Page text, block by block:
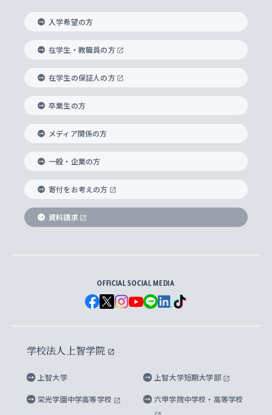
経済学部
外国語学部
総合グローバル学部
国際教養学部
理工学部
Futures） – 持続可能な未来を考える６学科連携
キリスト教人間学
身体知
思考と表現
データサイエンス
言語教育研究センター
上智大学のグローバル教育
グローバル教育センター
上智大学で学ぶ
海外で学ぶ
学びのサポート
大学院
神学研究科
実践宗教学研究科
総合人間科学研究科
経済学研究科
グローバル・スタディーズ研究科
助産学専攻科
生涯学習
国際言語情報研究所
グローバル・コンサーン研究所
比較文化研究所
ヨーロッパ研究所
アジア文化研究所
アメリカ・カナダ研究所
メディア・ジャーナリズム研究所
水稀少社会研究センター
先進機械・構造材料イノベーションセンター
知的財産
研究支援制度
重点領域研究・自由課題研究
研究活動に関する法令・研究費の使用について
課外教育プログラム
ボランティア活動
グローバルな学びのコミュニティ
学生の相談窓口
心身の健康相談
ハラスメント防止の取り組み
障がいのある学生への支援
キャリア形成サポート
キャリア形成支援プログラム
就職（内定先）・進路統計
企業の採用ご担当者様へのご案内
住まいのサポート
入れの方針）
科目等履修生
研究生・外国人特別研究生・国費留学生
交換留学生(海外大学から上智大学で学ぶ)
ノンディグリー生
Sophia Short-term Program受講生
学費・奨学金
学部入学前に出願する奨学金
国による高等教育の修学支援新制度
大学院生対象の奨学金
海外留学する際の費用と奨学金
理事長・学長メッセージ
学長・副学長紹介
上智大学の精神
上智大学の理念
上智大学の沿革
ソフィア・アーカイブズ
上智大学とカトリック
グローバルエンゲージメント
上智大学を訪れた世界の知性
国連Weeks・アフリカWeeks
ダイバーシティ＆サステナビリティへの取り組み
上智大学公式ソーシャルメディア
学校法人上智学院について
数字で見る上智大学
上智大学のネットワーク
父母・保証人とのネットワーク
学外とのネットワーク
上智大学の出版物
上智大学大学案内・大学院案内
英文広報誌 SOPHIA magazine
上智大学のビジュアル・アイデンティティ
上智大学ビジュアル・アイデンティティ
上智大学校歌 ・上智大学学生歌
上智大学への取材・キャンパスでの撮影について
上智大学の公開情報
上智大学の教育研究活動等の情報公表
キャンパス案内
入学希望の方
在学生・教職員の方
在学生の保証人の方
卒業生の方
メディア関係の方
一般・企業の方
寄付をお考えの方
資料請求
OFFICIAL SOCIAL MEDIA
学校法人上智学院
上智大学 上智大学短期大学部
栄光学園中学高等学校 六甲学院中学校・高等学校